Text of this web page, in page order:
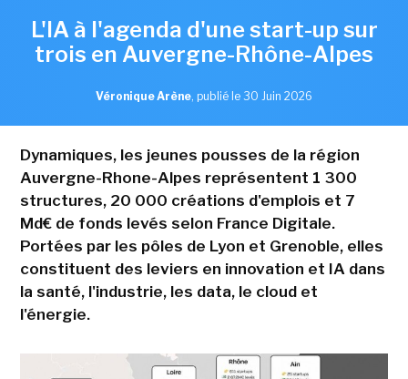
L'IA à l'agenda d'une start-up sur
trois en Auvergne-Rhône-Alpes
Véronique Arène, publié le 30 Juin 2026
Dynamiques, les jeunes pousses de la région
Auvergne-Rhone-Alpes représentent 1 300
structures, 20 000 créations d'emplois et 7
Md€ de fonds levés selon France Digitale.
Portées par les pôles de Lyon et Grenoble, elles
constituent des leviers en innovation et IA dans
la santé, l'industrie, les data, le cloud et
l'énergie.